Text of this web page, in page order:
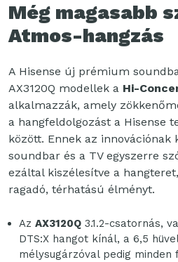
Még magasabb
Atmos-hangzás
A Hisense új prémium
AX3120Q modellek a Hi-
alkalmazzák, amely
a hangfeldolgozást a Hisense
között. Ennek az innovációnak
soundbar és a TV egyszerre
ezáltal kiszélesítve a
ragadó, térhatású élményt.
Az AX3120Q 3.1.2-csatornás,
DTS:X hangot kínál, a 6,5
mélysugárzóval pedig minden